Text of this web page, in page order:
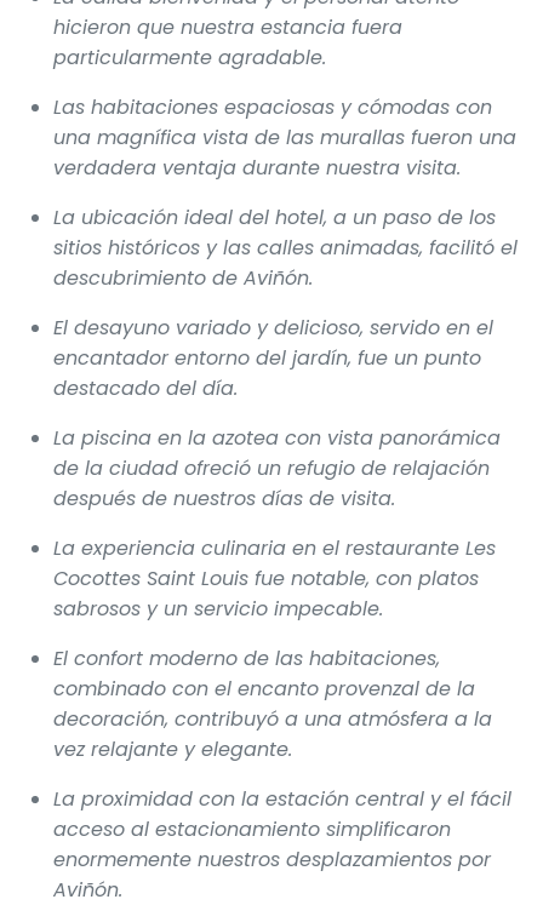
hicieron que nuestra estancia fuera
particularmente agradable.
Las habitaciones espaciosas y cómodas con
una magnífica vista de las murallas fueron una
verdadera ventaja durante nuestra visita.
La ubicación ideal del hotel, a un paso de los
sitios históricos y las calles animadas, facilitó el
descubrimiento de Aviñón.
El desayuno variado y delicioso, servido en el
encantador entorno del jardín, fue un punto
destacado del día.
La piscina en la azotea con vista panorámica
de la ciudad ofreció un refugio de relajación
después de nuestros días de visita.
La experiencia culinaria en el restaurante Les
Cocottes Saint Louis fue notable, con platos
sabrosos y un servicio impecable.
El confort moderno de las habitaciones,
combinado con el encanto provenzal de la
decoración, contribuyó a una atmósfera a la
vez relajante y elegante.
La proximidad con la estación central y el fácil
acceso al estacionamiento simplificaron
enormemente nuestros desplazamientos por
Aviñón.